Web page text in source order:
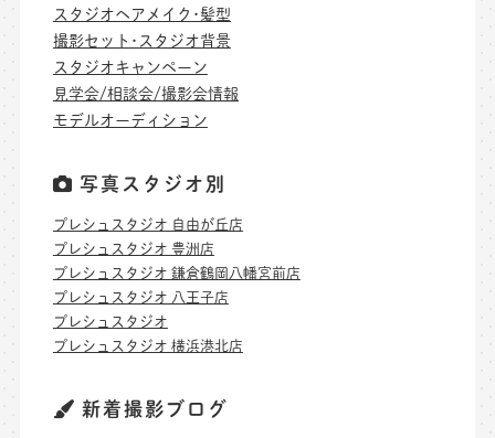
スタジオヘアメイク･髪型
撮影セット･スタジオ背景
スタジオキャンペーン
見学会/相談会/撮影会情報
モデルオーディション
写真スタジオ別
プレシュスタジオ 自由が丘店
プレシュスタジオ 豊洲店
プレシュスタジオ 鎌倉鶴岡八幡宮前店
プレシュスタジオ 八王子店
プレシュスタジオ
プレシュスタジオ 横浜港北店
新着撮影ブログ